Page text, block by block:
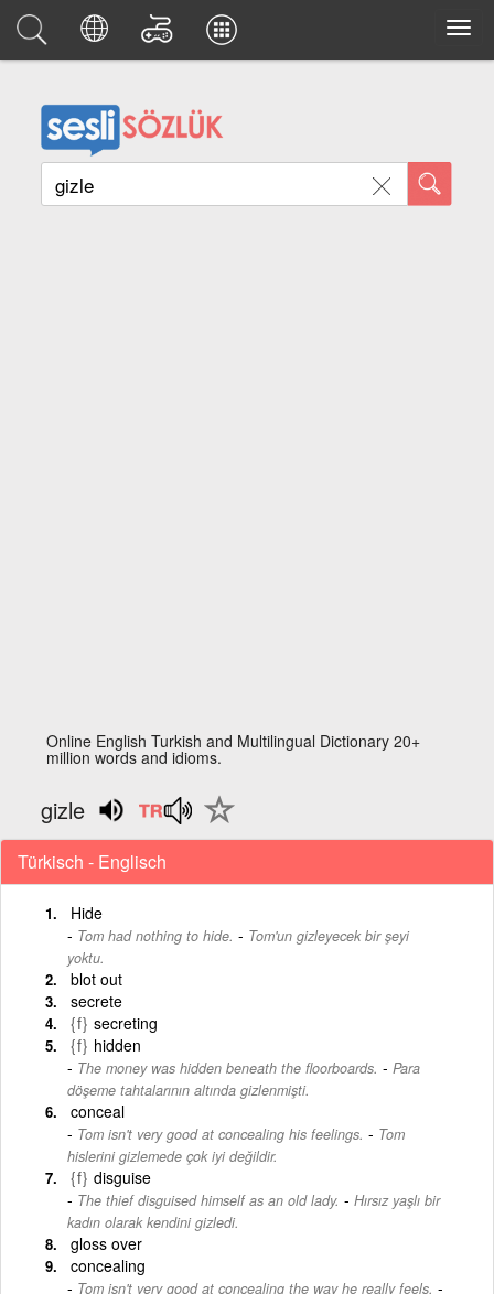
Online English Turkish and Multilingual Dictionary 20+
million words and idioms.
gizle
Türkisch - Englisch
Hide
Tom had nothing to hide. - Tom'un gizleyecek bir şeyi
yoktu.
blot out
secrete
{f} secreting
{f} hidden
The money was hidden beneath the floorboards. - Para
döşeme tahtalarının altında gizlenmişti.
conceal
Tom isn't very good at concealing his feelings. - Tom
hislerini gizlemede çok iyi değildir.
{f} disguise
The thief disguised himself as an old lady. - Hırsız yaşlı bir
kadın olarak kendini gizledi.
gloss over
concealing
Tom isn't very good at concealing the way he really feels. -